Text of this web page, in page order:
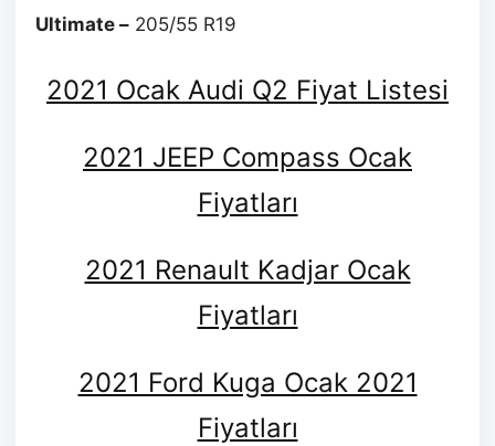
Ultimate – 205/55 R19
2021 Ocak Audi Q2 Fiyat Listesi
2021 JEEP Compass Ocak
Fiyatları
2021 Renault Kadjar Ocak
Fiyatları
2021 Ford Kuga Ocak 2021
Fiyatları